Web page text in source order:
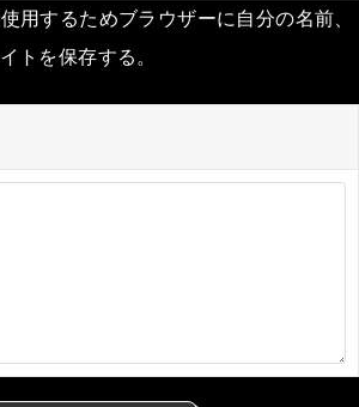
用するためブラウザーに自分の名前、
トを保存する。